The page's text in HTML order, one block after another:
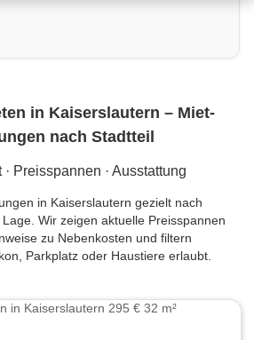
Sanierung: Tipps, Kostenrahmen
in Kaiserslautern für dein
in Kaiserslautern – Miet­
nach Stadtteil
· Preisspannen · Ausstattung
in Kaiserslautern gezielt nach
Wir zeigen aktuelle Preisspannen
zu Nebenkosten und filtern
Parkplatz oder Haustiere erlaubt.